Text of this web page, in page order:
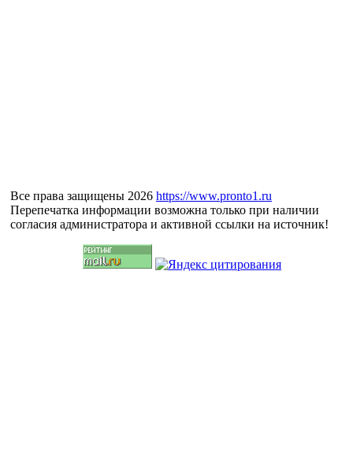
Все права защищены 2026 https://www.pronto1.ru
Перепечатка информации возможна только при наличии
согласия администратора и активной ссылки на источник!